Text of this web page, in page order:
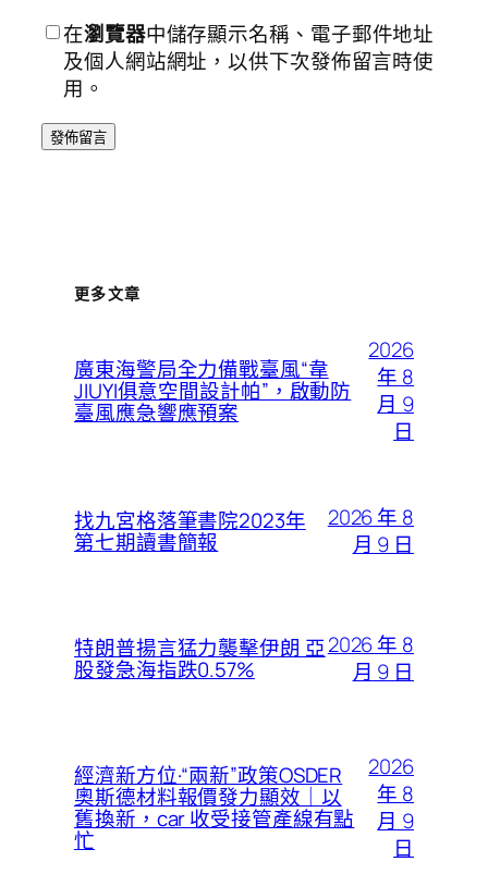
在瀏覽器中儲存顯示名稱、電子郵件地址
及個人網站網址，以供下次發佈留言時使
用。
更多文章
廣東海警局全力備戰臺風“韋
JIUYI俱意空間設計帕”，啟動防
臺風應急響應預案
2026
年 8
月 9
日
找九宮格落筆書院2023年
第七期讀書簡報
2026 年 8
月 9 日
特朗普揚言猛力襲擊伊朗 亞
股發急海指跌0.57%
2026 年 8
月 9 日
經濟新方位·“兩新”政策OSDER
奧斯德材料報價發力顯效｜以
舊換新，car 收受接管產線有點
忙
2026
年 8
月 9
日